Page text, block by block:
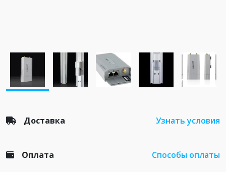
Доставка Узнать условия
Оплата Способы оплаты